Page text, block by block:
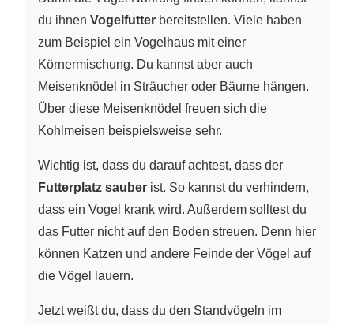
du ihnen Vogelfutter bereitstellen. Viele haben
zum Beispiel ein Vogelhaus mit einer
Körnermischung. Du kannst aber auch
Meisenknödel in Sträucher oder Bäume hängen.
Über diese Meisenknödel freuen sich die
Kohlmeisen beispielsweise sehr.
Wichtig ist, dass du darauf achtest, dass der
Futterplatz sauber ist. So kannst du verhindern,
dass ein Vogel krank wird. Außerdem solltest du
das Futter nicht auf den Boden streuen. Denn hier
können Katzen und andere Feinde der Vögel auf
die Vögel lauern.
Jetzt weißt du, dass du den Standvögeln im